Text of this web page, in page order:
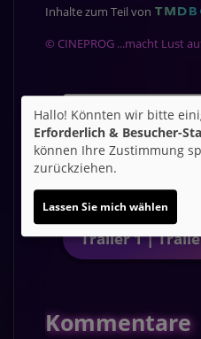
Inhalte zum Teil von
© CINEPROG ...macht Lust
Möchten Sie von
ansehen)
Trailer 1 |
Kommentare
Hallo! Könnten wir bitte
Erforderlich & Besucher-
können Ihre Zustimmung
zurückziehen.
Lassen Sie mich wählen